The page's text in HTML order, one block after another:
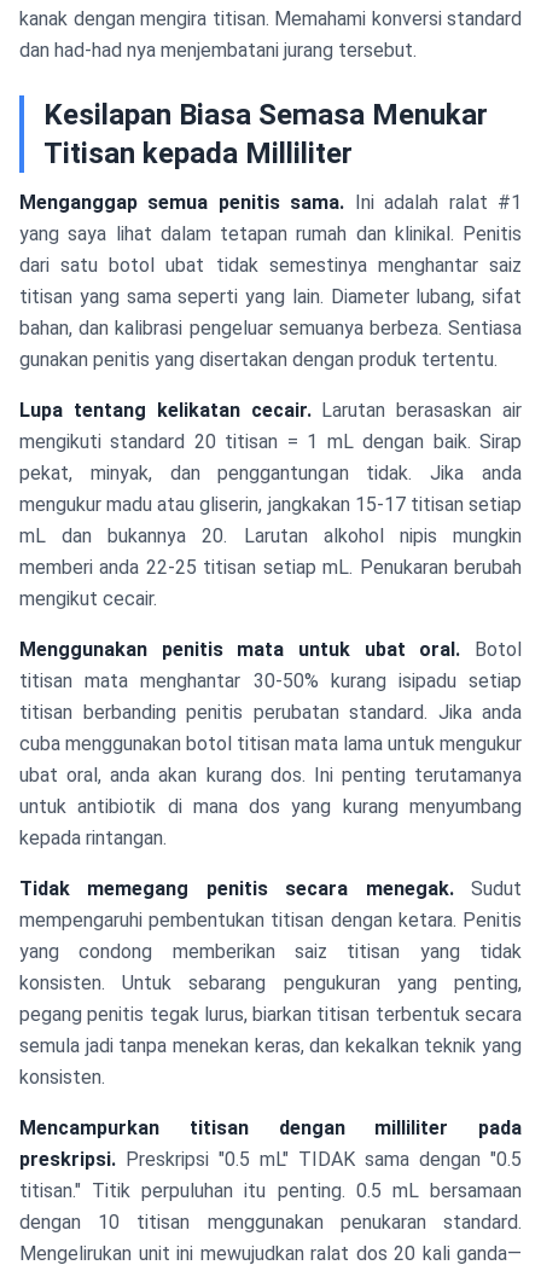
kanak dengan mengira titisan. Memahami konversi standard
dan had-had nya menjembatani jurang tersebut.
Kesilapan Biasa Semasa Menukar
Titisan kepada Milliliter
Menganggap semua penitis sama. Ini adalah ralat #1
yang saya lihat dalam tetapan rumah dan klinikal. Penitis
dari satu botol ubat tidak semestinya menghantar saiz
titisan yang sama seperti yang lain. Diameter lubang, sifat
bahan, dan kalibrasi pengeluar semuanya berbeza. Sentiasa
gunakan penitis yang disertakan dengan produk tertentu.
Lupa tentang kelikatan cecair.Larutan berasaskan air
mengikuti standard 20 titisan = 1 mL dengan baik. Sirap
pekat, minyak, dan penggantungan tidak. Jika anda
mengukur madu atau gliserin, jangkakan 15-17 titisan setiap
mL dan bukannya 20. Larutan alkohol nipis mungkin
memberi anda 22-25 titisan setiap mL. Penukaran berubah
mengikut cecair.
Menggunakan penitis mata untuk ubat oral. Botol
titisan mata menghantar 30-50% kurang isipadu setiap
titisan berbanding penitis perubatan standard. Jika anda
cuba menggunakan botol titisan mata lama untuk mengukur
ubat oral, anda akan kurang dos. Ini penting terutamanya
untuk antibiotik di mana dos yang kurang menyumbang
kepada rintangan.
Tidak memegang penitis secara menegak.Sudut
mempengaruhi pembentukan titisan dengan ketara. Penitis
yang condong memberikan saiz titisan yang tidak
konsisten. Untuk sebarang pengukuran yang penting,
pegang penitis tegak lurus, biarkan titisan terbentuk secara
semula jadi tanpa menekan keras, dan kekalkan teknik yang
konsisten.
Mencampurkan titisan dengan milliliter pada
preskripsi. Preskripsi "0.5 mL" TIDAK sama dengan "0.5
titisan." Titik perpuluhan itu penting. 0.5 mL bersamaan
dengan 10 titisan menggunakan penukaran standard.
Mengelirukan unit ini mewujudkan ralat dos 20 kali ganda—